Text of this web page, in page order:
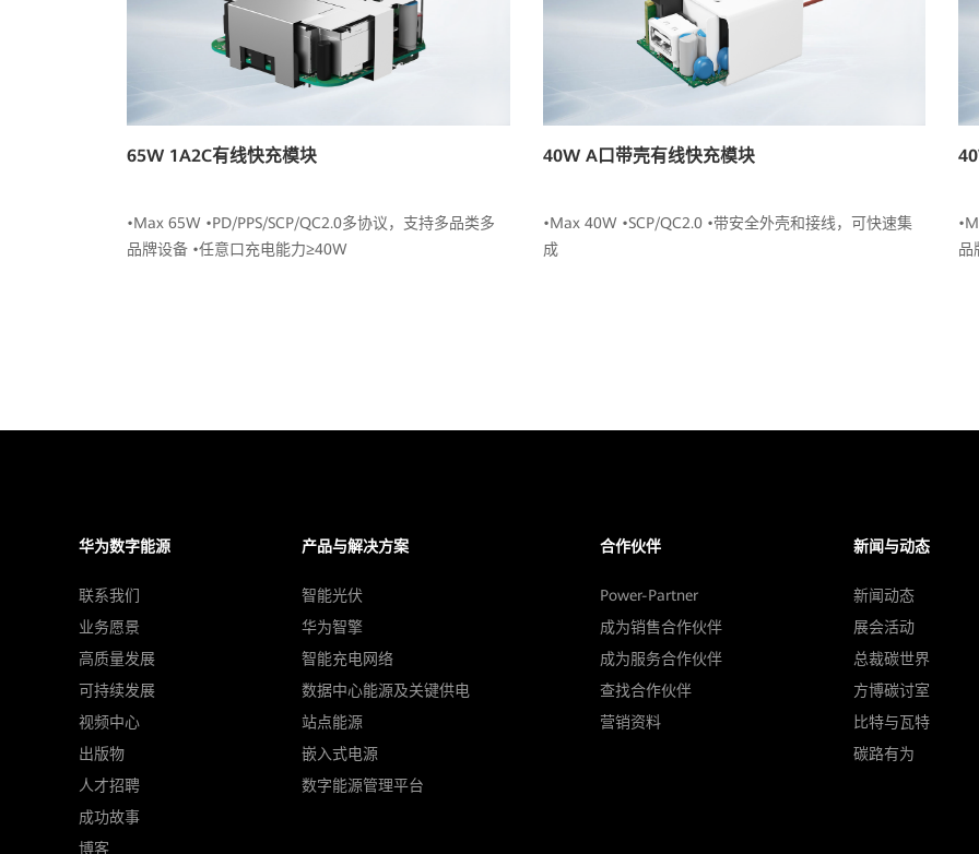
65W 1A2C有线快充模块
•Max 65W •PD/PPS/SCP/QC2.0多协议，支持多品类多
品牌设备 •任意口充电能力≥40W
40W A口带壳有线快充模块
•Max 40W •SCP/QC2.0 •带安全外壳和接线，可快速集
成
品
华为数字能源
联系我们
业务愿景
高质量发展
可持续发展
视频中心
出版物
人才招聘
成功故事
博客
产品与解决方案
智能光伏
华为智擎
智能充电网络
数据中心能源及关键供电
站点能源
嵌入式电源
数字能源管理平台
合作伙伴
Power-Partner
成为销售合作伙伴
成为服务合作伙伴
查找合作伙伴
营销资料
新闻与动态
新闻动态
展会活动
总裁碳世界
方博碳讨室
比特与瓦特
碳路有为